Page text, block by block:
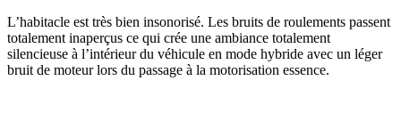
L’habitacle est très bien insonorisé. Les bruits de roulements passent
totalement inaperçus ce qui crée une ambiance totalement
silencieuse à l’intérieur du véhicule en mode hybride avec un léger
bruit de moteur lors du passage à la motorisation essence.